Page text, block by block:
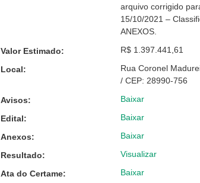
arquivo corrigido
15/10/2021 –
ANEXOS.
Valor Estimado: R$ 1.397.441,61
Local:
Rua Coronel
/ CEP: 28990-756
Avisos: Baixar
Edital: Baixar
Anexos: Baixar
Resultado: Visualizar
Ata do Certame: Baixar